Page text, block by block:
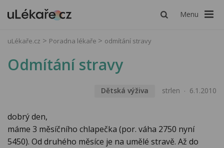
Menu
uLékaře.cz Poradna lékaře odmítání stravy
Odmítání stravy
Dětská výživa strlen 6.1.2010
dobrý den,
máme 3 měsíčního chlapečka (por. váha 2750 nyní
5450). Od druhého měsíce je na umělé stravě. Až do